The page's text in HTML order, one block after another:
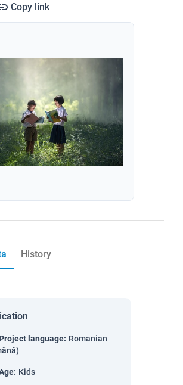
Copy link
History
Project language: Romanian
: Kids